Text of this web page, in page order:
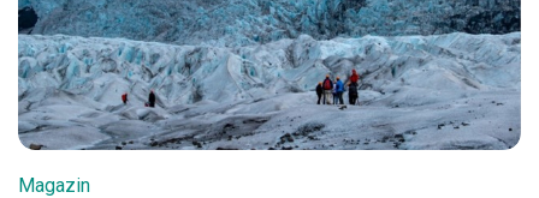
Magazin